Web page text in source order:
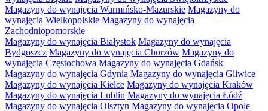
Magazyny do wynajęcia Warmińsko-Mazurskie Magazyny do
wynajęcia Wielkopolskie Magazyny do wynajęcia
Zachodniopomorskie
Magazyny do wynajęcia Białystok Magazyny do wynajęcia
Bydgoszcz Magazyny do wynajęcia Chorzów Magazyny do
wynajęcia Częstochowa Magazyny do wynajęcia Gdańsk
Magazyny do wynajęcia Gdynia Magazyny do wynajęcia Gliwice
Magazyny do wynajęcia Kielce Magazyny do wynajęcia Kraków
Magazyny do wynajęcia Lublin Magazyny do wynajęcia Łódź
Magazyny do wynajęcia Olsztyn Magazyny do wynajęcia Opole